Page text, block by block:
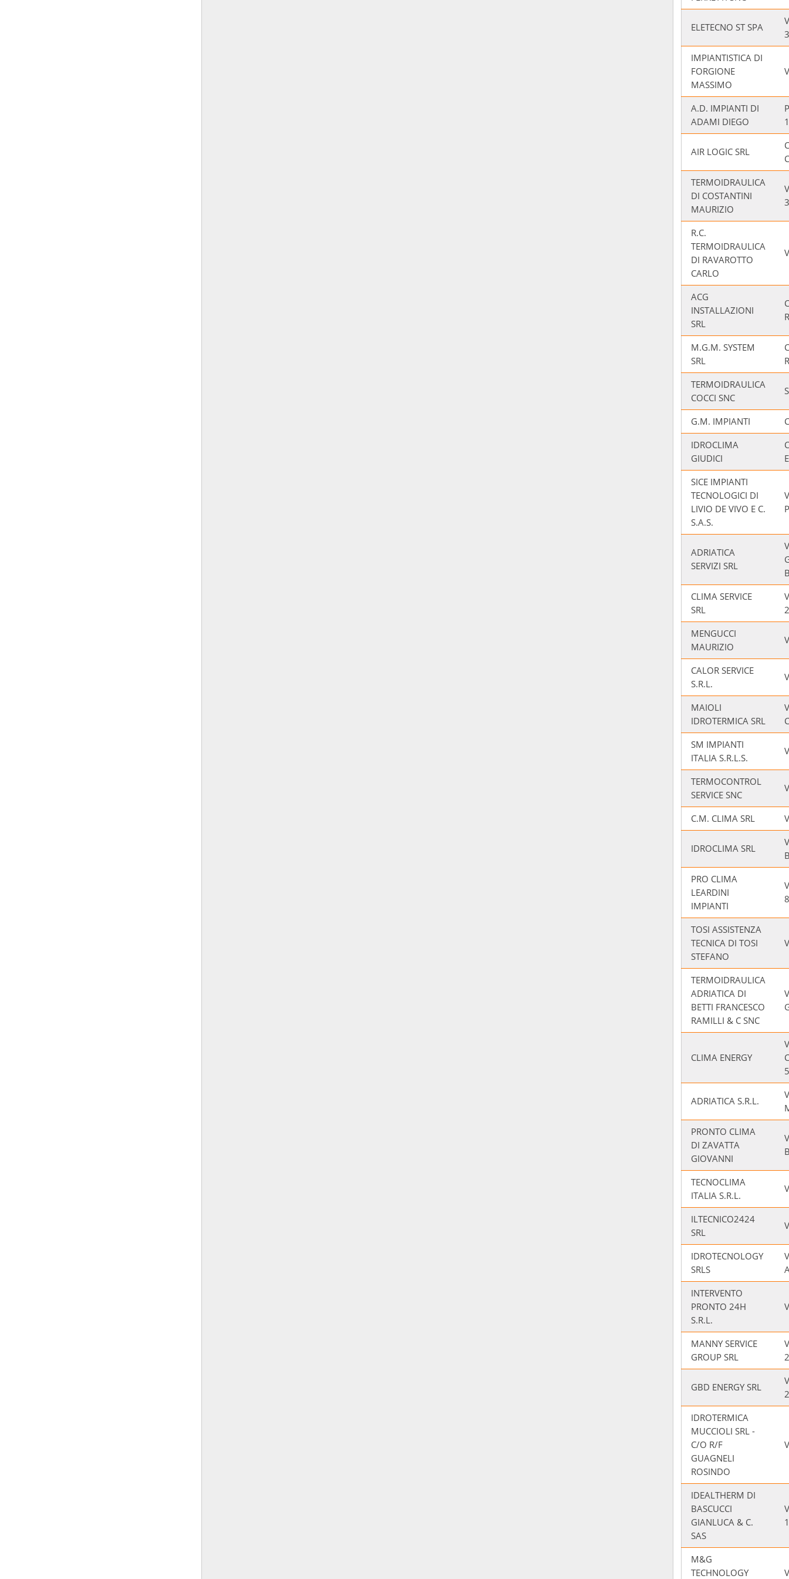
ELETECNO ST SPA
IMPIANTISTICA DI
FORGIONE
MASSIMO
A.D. IMPIANTI DI
ADAMI DIEGO
AIR LOGIC SRL
TERMOIDRAULICA
DI COSTANTINI
MAURIZIO
R.C.
TERMOIDRAULICA
DI RAVAROTTO
CARLO
ACG
INSTALLAZIONI
SRL
M.G.M. SYSTEM
SRL
TERMOIDRAULICA
COCCI SNC
G.M. IMPIANTI
IDROCLIMA
GIUDICI
SICE IMPIANTI
TECNOLOGICI DI
LIVIO DE VIVO E C.
S.A.S.
ADRIATICA
SERVIZI SRL
CLIMA SERVICE
SRL
MENGUCCI
MAURIZIO
CALOR SERVICE
S.R.L.
MAIOLI
IDROTERMICA SRL
SM IMPIANTI
ITALIA S.R.L.S.
TERMOCONTROL
SERVICE SNC
C.M. CLIMA SRL
IDROCLIMA SRL
PRO CLIMA
LEARDINI
IMPIANTI
TOSI ASSISTENZA
TECNICA DI TOSI
STEFANO
TERMOIDRAULICA
ADRIATICA DI
BETTI FRANCESCO
RAMILLI & C SNC
CLIMA ENERGY
ADRIATICA S.R.L.
PRONTO CLIMA
DI ZAVATTA
GIOVANNI
TECNOCLIMA
ITALIA S.R.L.
ILTECNICO2424
SRL
IDROTECNOLOGY
SRLS
INTERVENTO
PRONTO 24H
S.R.L.
MANNY SERVICE
GROUP SRL
GBD ENERGY SRL
IDROTERMICA
MUCCIOLI SRL -
C/O R/F
GUAGNELI
ROSINDO
IDEALTHERM DI
BASCUCCI
GIANLUCA & C.
SAS
M&G
TECHNOLOGY